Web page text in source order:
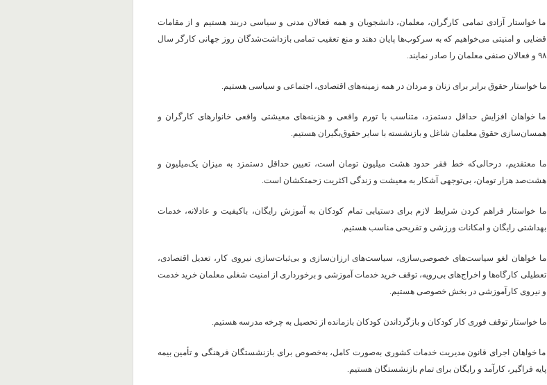
ما خواستار آزادی تمامی کارگران، معلمان، دانشجویان و همه فعالان مدنی و سیاسی دربند هستیم و از مقامات
قضایی و امنیتی می‌خواهیم که به سرکوب‌ها پایان دهند و منع تعقیب تمامی بازداشت‌شدگان روز جهانی کارگر سال
۹۸ و فعالان صنفی معلمان را صادر نمایند.
ما خواستار حقوق برابر برای زنان و مردان در همه زمینه‌های اقتصادی، اجتماعی و سیاسی هستیم.
ما خواهان افزایش حداقل دستمزد، متناسب با تورم واقعی و هزینه‌های معیشتی واقعی خانوارهای کارگران و
همسان‌سازی حقوق معلمان شاغل و بازنشسته با سایر حقوق‌بگیران هستیم.
ما معتقدیم، درحالی‌که خط فقر حدود هشت میلیون تومان است، تعیین حداقل دستمزد به میزان یک‌میلیون و
هشت‌صد هزار تومان، بی‌توجهی آشکار به معیشت و زندگی اکثریت زحمتکشان است.
ما خواستار فراهم کردن شرایط لازم برای دستیابی تمام کودکان به آموزش رایگان، باکیفیت و عادلانه، خدمات
بهداشتی رایگان و امکانات ورزشی و تفریحی مناسب هستیم.
ما خواهان لغو سیاست‌های خصوصی‌سازی، سیاست‌های ارزان‌سازی و بی‌ثبات‌سازی نیروی کار، تعدیل اقتصادی،
تعطیلی کارگاه‌ها و اخراج‌های بی‌رویه، توقف خرید خدمات آموزشی و برخورداری از امنیت شغلی معلمان خرید خدمت
و نیروی کارآموزشی در بخش خصوصی هستیم.
ما خواستار توقف فوری کار کودکان و بازگرداندن کودکان بازمانده از تحصیل به چرخه مدرسه هستیم.
ما خواهان اجرای قانون مدیریت خدمات کشوری به‌صورت کامل، به‌خصوص برای بازنشستگان فرهنگی و تأمین بیمه
پایه فراگیر، کارآمد و رایگان برای تمام بازنشستگان هستیم.